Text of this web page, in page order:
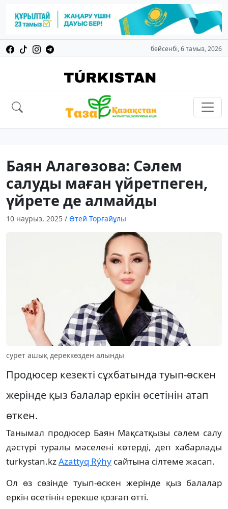
бейсенбі, 6 тамыз, 2026
Баян Алагөзова: Сәлем
салуды маған үйретпеген,
үйрете де алмайды
10 наурыз, 2025 / Өтей Торғайұлы
сурет ашық дереккөзден алынды
Продюсер кезекті сұхбатында туып-өскен
жерінде қыз балалар еркін өсетінін атап
өткен.
Танымал продюсер Баян Мақсатқызы сәлем салу
дәстүрі туралы мәселені көтерді, деп хабарлады
turkystan.kzAzattyq Rýhy сайтына сілтеме жасап.
Ол өз сөзінде туып-өскен жерінде қыз балалар
еркін өсетінін ерекше қозғап өтті.